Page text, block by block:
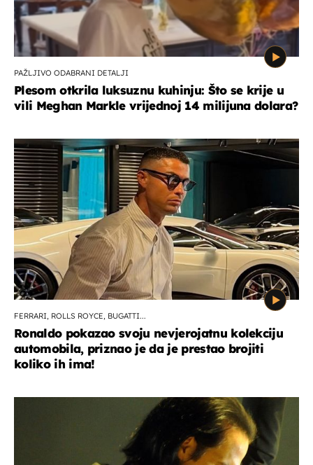
PAŽLJIVO ODABRANI DETALJI
Plesom otkrila luksuznu kuhinju: Što se krije u
vili Meghan Markle vrijednoj 14 milijuna dolara?
FERRARI, ROLLS ROYCE, BUGATTI...
Ronaldo pokazao svoju nevjerojatnu kolekciju
automobila, priznao je da je prestao brojiti
koliko ih ima!